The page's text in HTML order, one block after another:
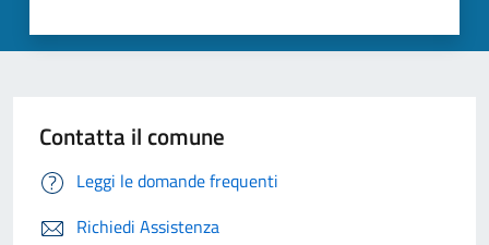
Contatta il comune
Leggi le domande frequenti
Richiedi Assistenza